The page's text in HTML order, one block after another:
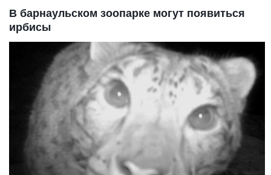
В барнаульском зоопарке могут появиться
ирбисы